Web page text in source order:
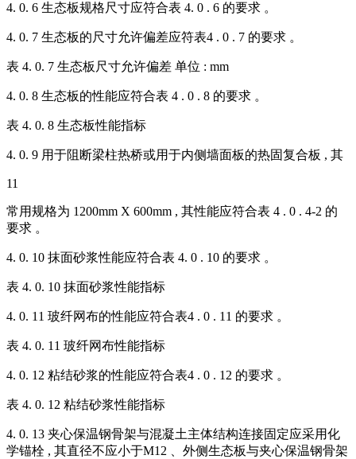
4. 0. 6 生态板规格尺寸应符合表 4. 0 . 6 的要求 。
4. 0. 7 生态板的尺寸允许偏差应符表4 . 0 . 7 的要求 。
表 4. 0. 7 生态板尺寸允许偏差 单位 : mm
4. 0. 8 生态板的性能应符合表 4 . 0 . 8 的要求 。
表 4. 0. 8 生态板性能指标
4. 0. 9 用于阻断梁柱热桥或用于内侧墙面板的热固复合板 , 其
11
常用规格为 1200mm X 600mm , 其性能应符合表 4 . 0 . 4-2 的
要求 。
4. 0. 10 抹面砂浆性能应符合表 4. 0 . 10 的要求 。
表 4. 0. 10 抹面砂浆性能指标
4. 0. 11 玻纤网布的性能应符合表4 . 0 . 11 的要求 。
表 4. 0. 11 玻纤网布性能指标
4. 0. 12 粘结砂浆的性能应符合表4 . 0 . 12 的要求 。
表 4. 0. 12 粘结砂浆性能指标
4. 0. 13 夹心保温钢骨架与混凝土主体结构连接固定应采用化
学锚栓 , 其直径不应小于M12 、外侧生态板与夹心保温钢骨架